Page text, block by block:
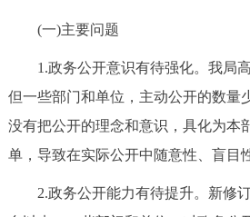
(一)主要问题
1.政务公开意识有待强化。我局高
但一些部门和单位，主动公开的数量
没有把公开的理念和意识，具化为本
单，导致在实际公开中随意性、盲目
2.政务公开能力有待提升。新修订